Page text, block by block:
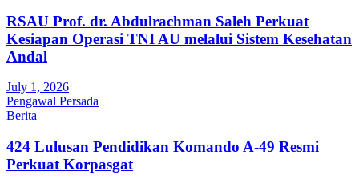
RSAU Prof. dr. Abdulrachman Saleh Perkuat
Kesiapan Operasi TNI AU melalui Sistem Kesehatan
Andal
July 1, 2026
Pengawal Persada
Berita
424 Lulusan Pendidikan Komando A-49 Resmi
Perkuat Korpasgat